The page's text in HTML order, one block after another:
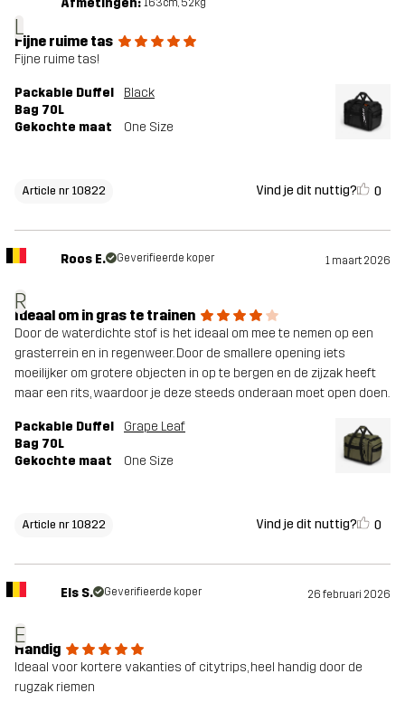
L
Afmetingen: 163cm, 52kg
Fijne ruime tas
Fijne ruime tas!
Packable Duffel
Bag 70L
Black
Gekochte maat One Size
Article nr 10822 Vind je dit nuttig? 0
R
Roos E. Geverifieerde koper 1 maart 2026
Ideaal om in gras te trainen
Door de waterdichte stof is het ideaal om mee te nemen op een
grasterrein en in regenweer. Door de smallere opening iets
moeilijker om grotere objecten in op te bergen en de zijzak heeft
maar een rits, waardoor je deze steeds onderaan moet open doen.
Packable Duffel
Bag 70L
Grape Leaf
Gekochte maat One Size
Article nr 10822 Vind je dit nuttig? 0
E
Els S. Geverifieerde koper 26 februari 2026
Handig
Ideaal voor kortere vakanties of citytrips, heel handig door de
rugzak riemen